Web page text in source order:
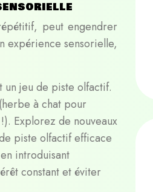
peut engendrer
expérience sensorielle,
un jeu de piste olfactif.
à chat pour
Explorez de nouveaux
piste olfactif efficace
introduisant
constant et éviter